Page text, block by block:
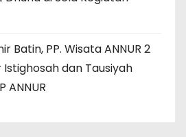
Batin, PP. Wisata ANNUR 2
dan Tausiyah
ANNUR